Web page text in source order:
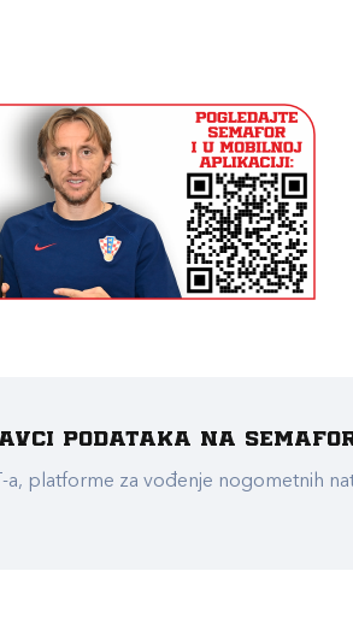
podataka na
platforme za vođenje nogometnih